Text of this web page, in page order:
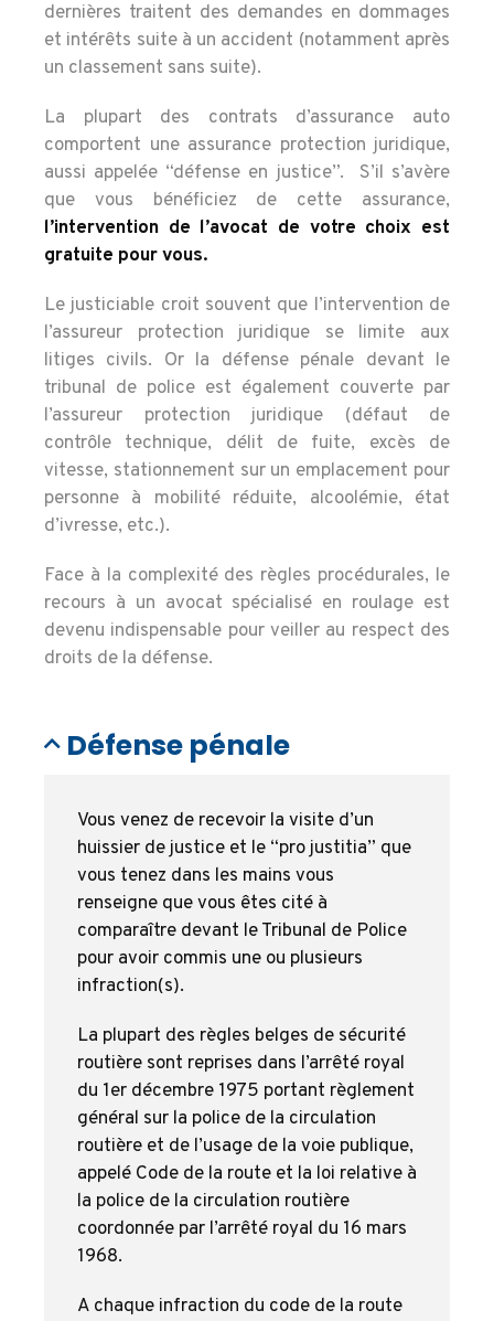
dernières traitent des demandes en dommages
et intérêts suite à un accident (notamment après
un classement sans suite).
La plupart des contrats d’assurance auto
comportent une assurance protection juridique,
aussi appelée “défense en justice”. S’il s’avère
que vous bénéficiez de cette assurance,
l’intervention de l’avocat de votre choix est
gratuite pour vous.
Le justiciable croit souvent que l’intervention de
l’assureur protection juridique se limite aux
litiges civils. Or la défense pénale devant le
tribunal de police est également couverte par
l’assureur protection juridique (défaut de
contrôle technique, délit de fuite, excès de
vitesse, stationnement sur un emplacement pour
personne à mobilité réduite, alcoolémie, état
d’ivresse, etc.).
Face à la complexité des règles procédurales, le
recours à un avocat spécialisé en roulage est
devenu indispensable pour veiller au respect des
droits de la défense.
Défense pénale
Vous venez de recevoir la visite d’un
huissier de justice et le “pro justitia” que
vous tenez dans les mains vous
renseigne que vous êtes cité à
comparaître devant le Tribunal de Police
pour avoir commis une ou plusieurs
infraction(s).
La plupart des règles belges de sécurité
routière sont reprises dans l’arrêté royal
du 1er décembre 1975 portant règlement
général sur la police de la circulation
routière et de l’usage de la voie publique,
appelé Code de la route et la loi relative à
la police de la circulation routière
coordonnée par l’arrêté royal du 16 mars
1968.
A chaque infraction du code de la route